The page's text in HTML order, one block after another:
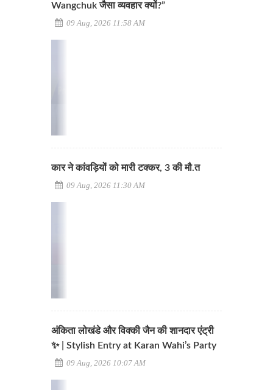
Wangchuk जैसा व्यवहार क्यों?”
09 Aug, 2026 11:58 AM
कार ने कांवड़ियों को मारी टक्कर, 3 की मौ.त
09 Aug, 2026 11:30 AM
अंकिता लोखंडे और विक्की जैन की शानदार एंट्री
✨ | Stylish Entry at Karan Wahi’s Party
09 Aug, 2026 10:07 AM